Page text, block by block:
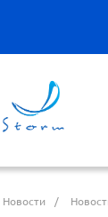
Новости /